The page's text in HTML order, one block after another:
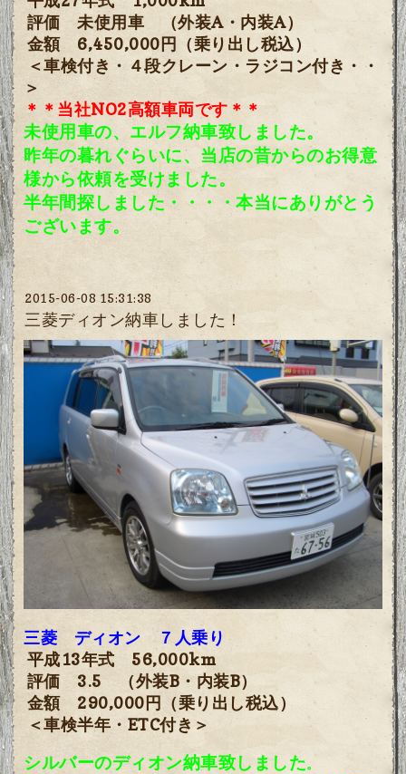
評価 未使用車 （外装A・内装A）
金額 6,450,000円（乗り出し税込）
＜車検付き・４段クレーン・ラジコン付き・・
＞
＊＊当社NO2高額車両です＊＊
未使用車の、エルフ納車致しました。
昨年の暮れぐらいに、当店の昔からのお得意
様から依頼を受けました。
半年間探しました・・・・本当にありがとう
ございます。
2015-06-08 15:31:38
三菱ディオン納車しました！
三菱 ディオン ７人乗り
平成13年式 56,000km
評価 3.5 （外装B・内装B）
金額 290,000円（乗り出し税込）
＜車検半年・ETC付き＞
シルバーのディオン納車致しました。